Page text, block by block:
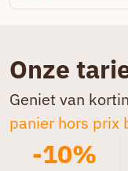
Onze
Geniet van
panier hors prix
-10%